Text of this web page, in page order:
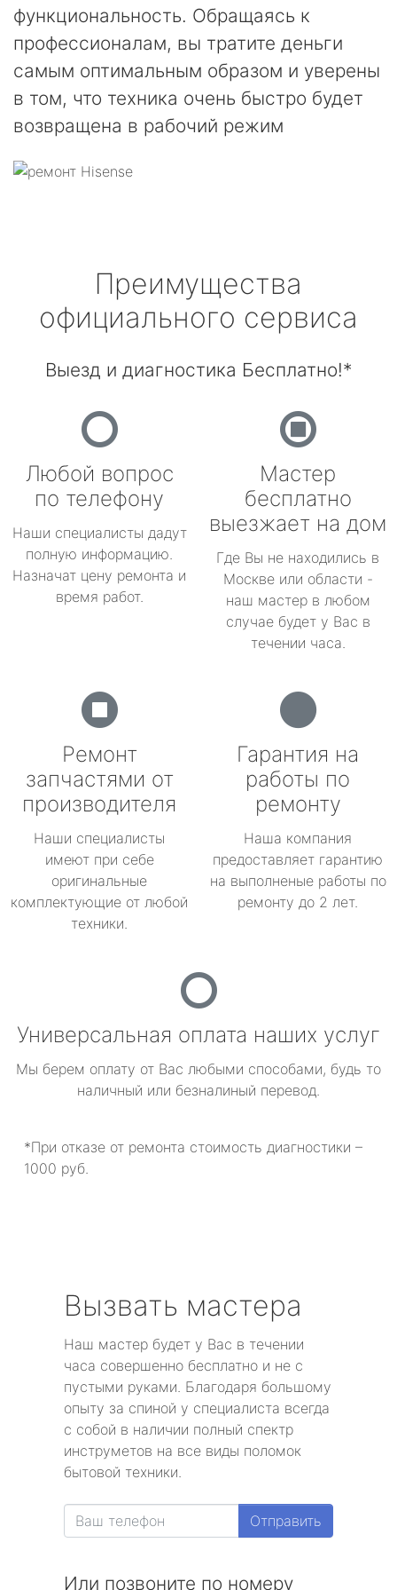
функциональность. Обращаясь к
профессионалам, вы тратите деньги
самым оптимальным образом и уверены
в том, что техника очень быстро будет
возвращена в рабочий режим
Преимущества
официального сервиса
Выезд и диагностика Бесплатно!*
Любой вопрос
по телефону
Наши специалисты дадут
полную информацию.
Назначат цену ремонта и
время работ.
Мастер
бесплатно
выезжает на дом
Где Вы не находились в
Москве или области -
наш мастер в любом
случае будет у Вас в
течении часа.
Ремонт
запчастями от
производителя
Наши специалисты
имеют при себе
оригинальные
комплектующие от любой
техники.
Гарантия на
работы по
ремонту
Наша компания
предоставляет гарантию
на выполненые работы по
ремонту до 2 лет.
Универсальная оплата наших услуг
Мы берем оплату от Вас любыми способами, будь то
наличный или безналиный перевод.
*При отказе от ремонта стоимость диагностики –
1000 руб.
Вызвать мастера
Наш мастер будет у Вас в течении
часа совершенно бесплатно и не с
пустыми руками. Благодаря большому
опыту за спиной у специалиста всегда
с собой в наличии полный спектр
инструметов на все виды поломок
бытовой техники.
Отправить
Или позвоните по номеру